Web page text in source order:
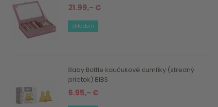
21.99,- €
skladom
Baby Bottle kaučukové cumlíky (stredný
prietok) BIBS
6.95,- €